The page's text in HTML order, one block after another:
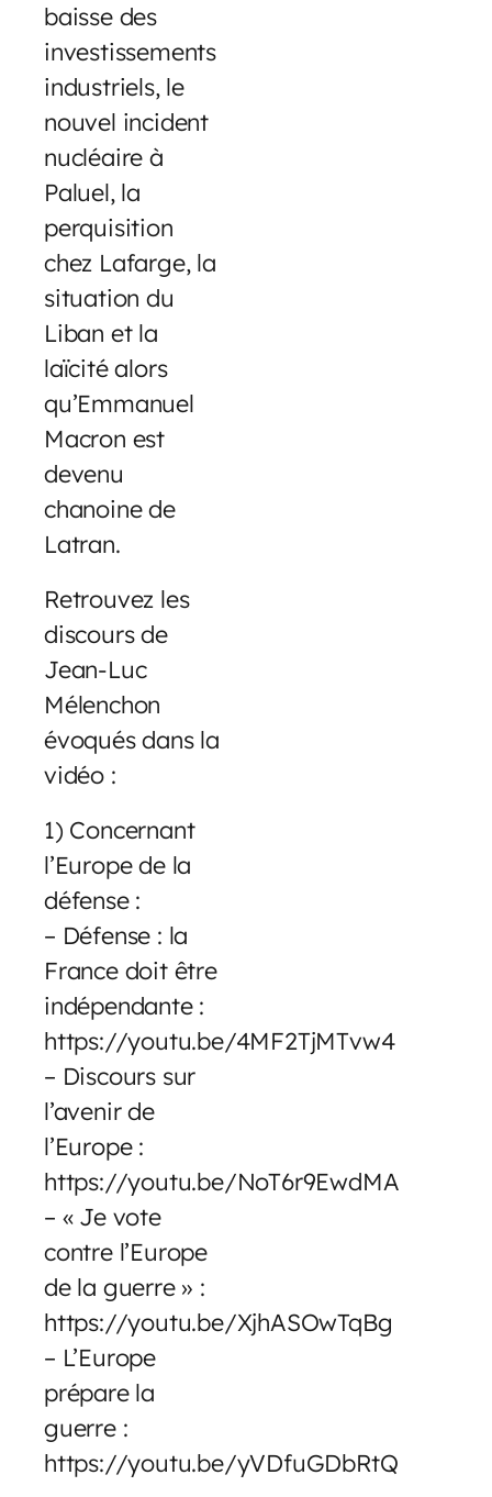
baisse des
investissements
industriels, le
nouvel incident
nucléaire à
Paluel, la
perquisition
chez Lafarge, la
situation du
Liban et la
laïcité alors
qu’Emmanuel
Macron est
devenu
chanoine de
Latran.
Retrouvez les
discours de
Jean-Luc
Mélenchon
évoqués dans la
vidéo :
1) Concernant
l’Europe de la
défense :
– Défense : la
France doit être
indépendante :
https://youtu.be/4MF2TjMTvw4
– Discours sur
l’avenir de
l’Europe :
https://youtu.be/NoT6r9EwdMA
– « Je vote
contre l’Europe
de la guerre » :
https://youtu.be/XjhASOwTqBg
– L’Europe
prépare la
guerre :
https://youtu.be/yVDfuGDbRtQ